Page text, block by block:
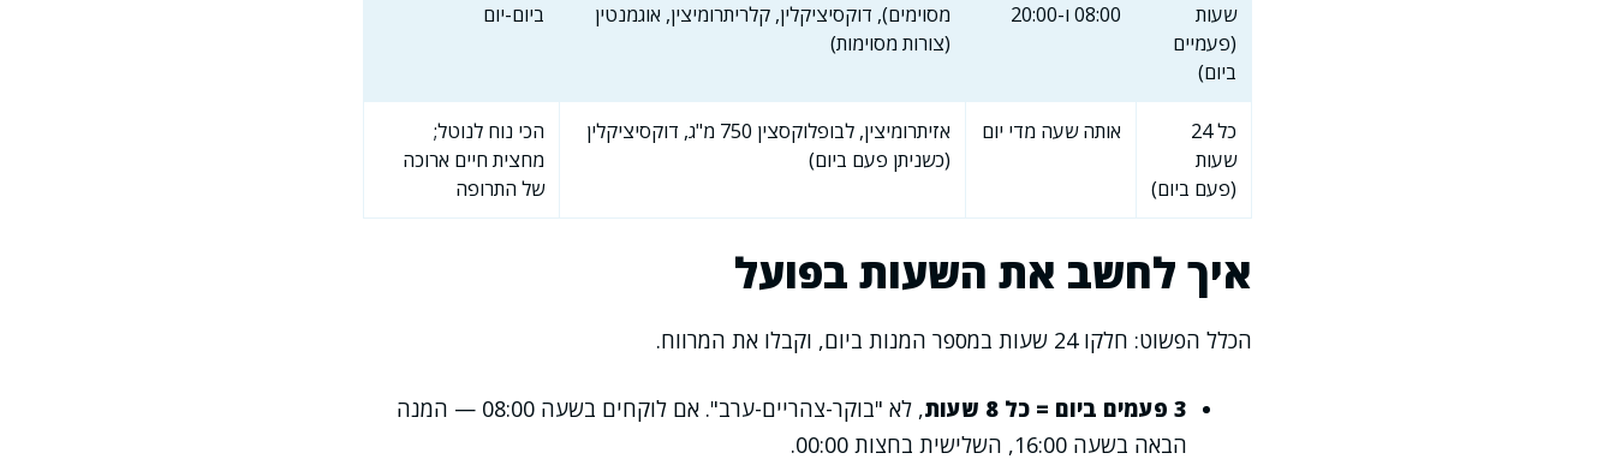
שעות
(פעמיים
ביום)
08:00 ו-20:00
מסוימים), דוקסיציקלין, קלריתרומיצין, אוגמנטין
(צורות מסוימות)
ביום-יום
כל 24
שעות
(פעם ביום)
אותה שעה מדי יום
אזיתרומיצין, לבופלוקסצין 750 מ"ג, דוקסיציקלין
(כשניתן פעם ביום)
הכי נוח לנוטל;
מחצית חיים ארוכה
של התרופה
איך לחשב את השעות בפועל
הכלל הפשוט: חלקו 24 שעות במספר המנות ביום, וקבלו את המרווח.
3 פעמים ביום = כל 8 שעות
, לא "בוקר-צהריים-ערב". אם לוקחים בשעה 08:00 — המנה
הבאה בשעה 16:00, השלישית בחצות 00:00.